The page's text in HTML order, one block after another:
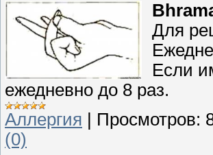
Для
Если
ежедневно до 8 раз.
Аллергия
Просмотров:
(0)